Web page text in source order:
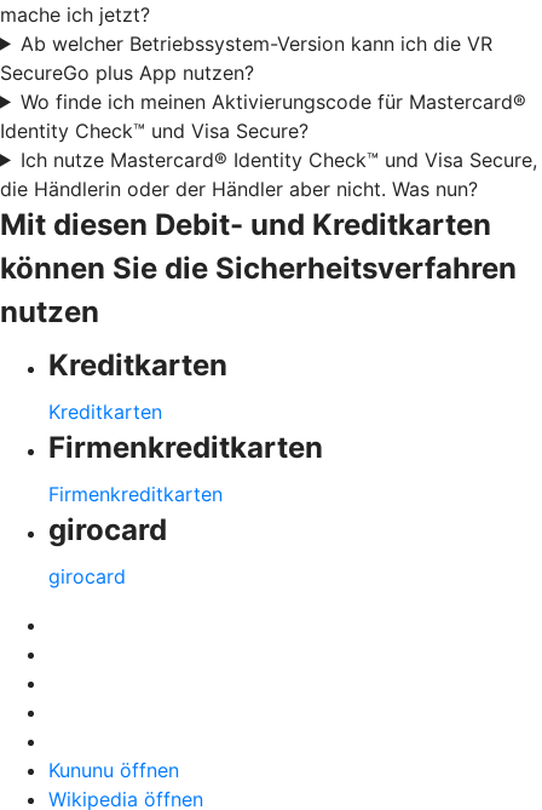
mache ich jetzt?
Ab welcher Betriebssystem-Version kann ich die VR
SecureGo plus App nutzen?
Wo finde ich meinen Aktivierungscode für Mastercard®
Identity Check™ und Visa Secure?
Ich nutze Mastercard® Identity Check™ und Visa Secure,
die Händlerin oder der Händler aber nicht. Was nun?
Mit diesen Debit- und Kreditkarten
können Sie die Sicherheitsverfahren
nutzen
Kreditkarten
Kreditkarten
Firmenkreditkarten
Firmenkreditkarten
girocard
girocard
Kununu öffnen
Wikipedia öffnen